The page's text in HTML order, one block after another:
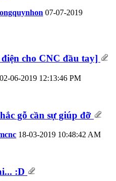
07-07-2019
cho CNC đầu tay]
02-06-2019 12:13:46 PM
gỗ cần sự giúp đỡ
18-03-2019 10:48:42 AM
:D